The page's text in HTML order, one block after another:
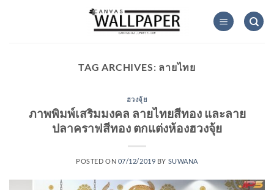
TAG ARCHIVES: ลายไทย
ฮวงจุ้ย
ภาพพิมพ์เสริมมงคล ลายไทยสีทอง และลาย
ปลาคราฟสีทอง ตกแต่งห้องฮวงจุ้ย
POSTED ON 07/12/2019 BY SUWANA